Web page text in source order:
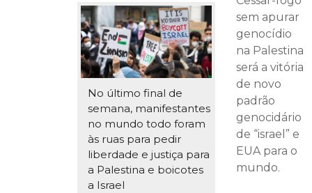
No último final de
semana, manifestantes
no mundo todo foram
às ruas para pedir
liberdade e justiça para
a Palestina e boicotes
a Israel
sem apurar
genocídio
na Palestina
será a vitória
de novo
padrão
genocidário
de “israel” e
EUA para o
mundo.